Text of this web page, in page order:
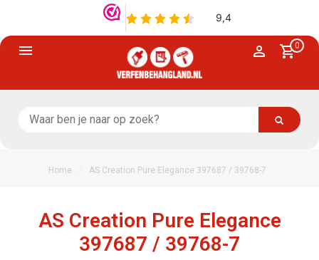
0
Home AS Creation Pure Elegance 397687 / 39768-7
AS Creation Pure Elegance
397687 / 39768-7